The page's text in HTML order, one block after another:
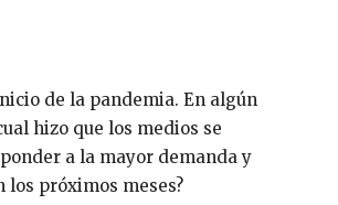
de la pandemia. En algún
hizo que los medios se
a la mayor demanda y
los próximos meses?